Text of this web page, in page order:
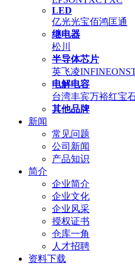
LED
亿光光宝佰鸿匡通
继电器
松川
半导体芯片
英飞凌INFINEON
电解电容
台湾丰宾万裕红宝
其他品牌
新闻
常见问题
公司新闻
产品知识
简介
企业简介
企业文化
企业风采
授权证书
仓库一角
人才招聘
资料下载